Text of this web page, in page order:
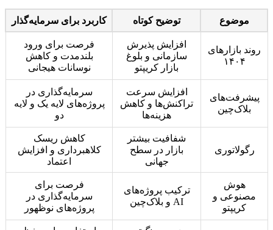
موضوع توضیح کوتاه کاربرد برای سرمایه‌گذار
روند بازارهای
۱۴۰۴
افزایش پذیرش
سازمانی و بلوغ
بازار کریپتو
فرصت برای ورود
بلندمدت و کاهش
نوسانات هیجانی
پیشرفت‌های
بلاک‌چین
افزایش سرعت
تراکنش‌ها و کاهش
هزینه‌ها
سرمایه‌گذاری در
پروژه‌های لایه یک و لایه
دو
رگولاتوری
شفافیت بیشتر
بازار در سطح
جهانی
کاهش ریسک
کلاهبرداری و افزایش
اعتماد
هوش
مصنوعی و
کریپتو
ترکیب پروژه‌های
AI و بلاک‌چین
فرصت برای
سرمایه‌گذاری در
پروژه‌های نوظهور